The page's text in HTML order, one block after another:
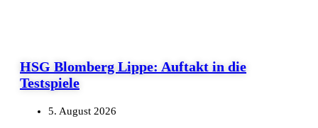
HSG Blomberg Lippe: Auftakt in die
Testspiele
5. August 2026